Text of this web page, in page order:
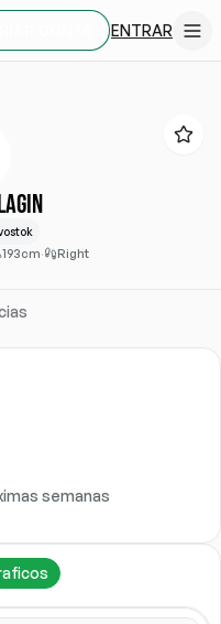
ENTRAR
193cm· Right
semanas